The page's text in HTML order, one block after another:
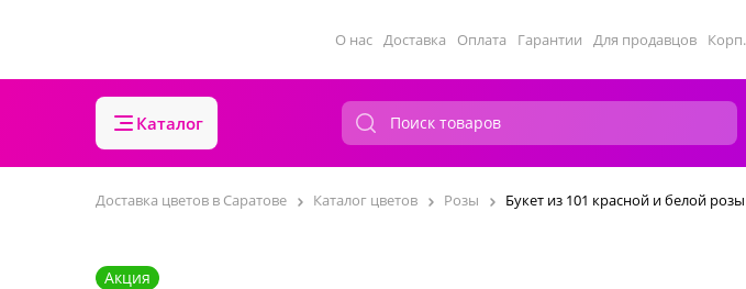
О нас Доставка Оплата Гарантии Для продавцов
Каталог
Доставка цветов в Саратове Каталог цветов Розы Букет из 101 красной и белой
Акция